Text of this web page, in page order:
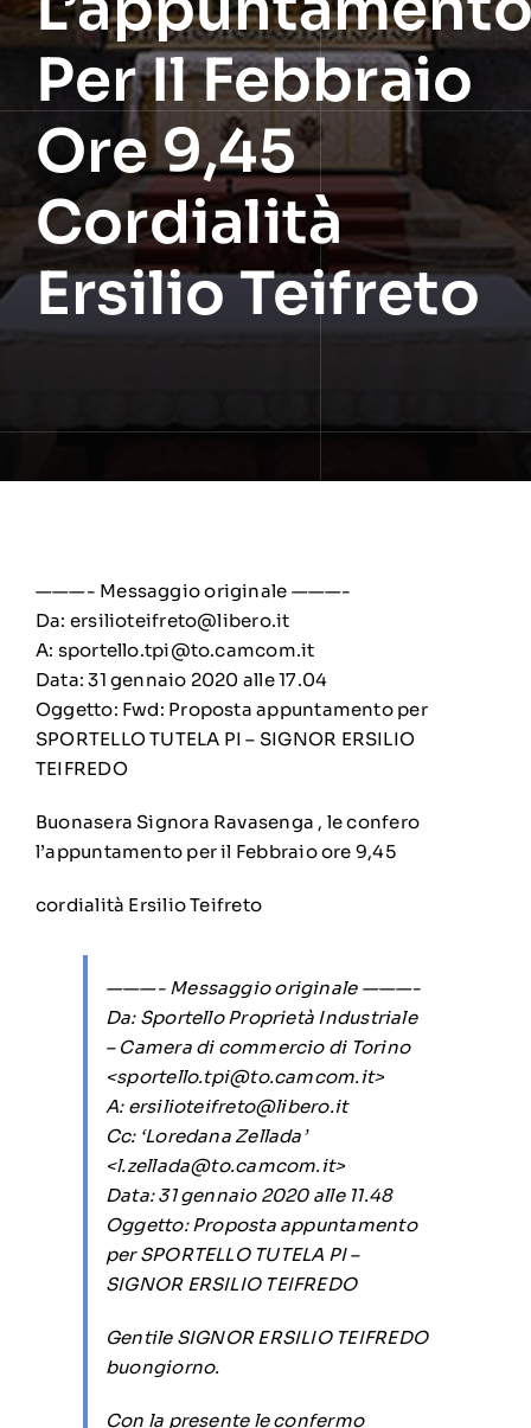
Per Il Febbraio
Ore 9,45
Cordialità
Ersilio Teifreto
———- Messaggio originale ———-
Da: ersilioteifreto@libero.it
A: sportello.tpi@to.camcom.it
Data: 31 gennaio 2020 alle 17.04
Oggetto: Fwd: Proposta appuntamento per
SPORTELLO TUTELA PI – SIGNOR ERSILIO
TEIFREDO
Buonasera Signora Ravasenga , le confero
l’appuntamento per il Febbraio ore 9,45
cordialità Ersilio Teifreto
———- Messaggio originale ———-
Da: Sportello Proprietà Industriale
– Camera di commercio di Torino
<sportello.tpi@to.camcom.it>
A: ersilioteifreto@libero.it
Cc: ‘Loredana Zellada’
<l.zellada@to.camcom.it>
Data: 31 gennaio 2020 alle 11.48
Oggetto: Proposta appuntamento
per SPORTELLO TUTELA PI –
SIGNOR ERSILIO TEIFREDO
Gentile SIGNOR ERSILIO TEIFREDO
buongiorno.
Con la presente le confermo